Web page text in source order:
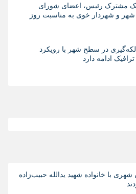
مشترک رئیس، اعضای شورای
شهر و شهردار خوی به مناسبت روز
در سطح شهر با رویکرد
ادامه دارد
شهری با خانواده شهید یدالله حبیب‌زاده